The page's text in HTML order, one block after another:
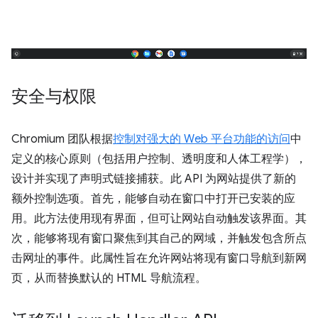
安全与权限
Chromium 团队根据控制对强大的 Web 平台功能的访问中
定义的核心原则（包括用户控制、透明度和人体工程学），
设计并实现了声明式链接捕获。此 API 为网站提供了新的
额外控制选项。首先，能够自动在窗口中打开已安装的应
用。此方法使用现有界面，但可让网站自动触发该界面。其
次，能够将现有窗口聚焦到其自己的网域，并触发包含所点
击网址的事件。此属性旨在允许网站将现有窗口导航到新网
页，从而替换默认的 HTML 导航流程。